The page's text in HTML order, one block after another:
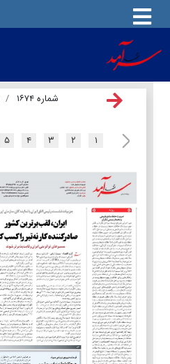
شماره ۱۶۷۴
۱ ۲ ۳ ۴ ۵